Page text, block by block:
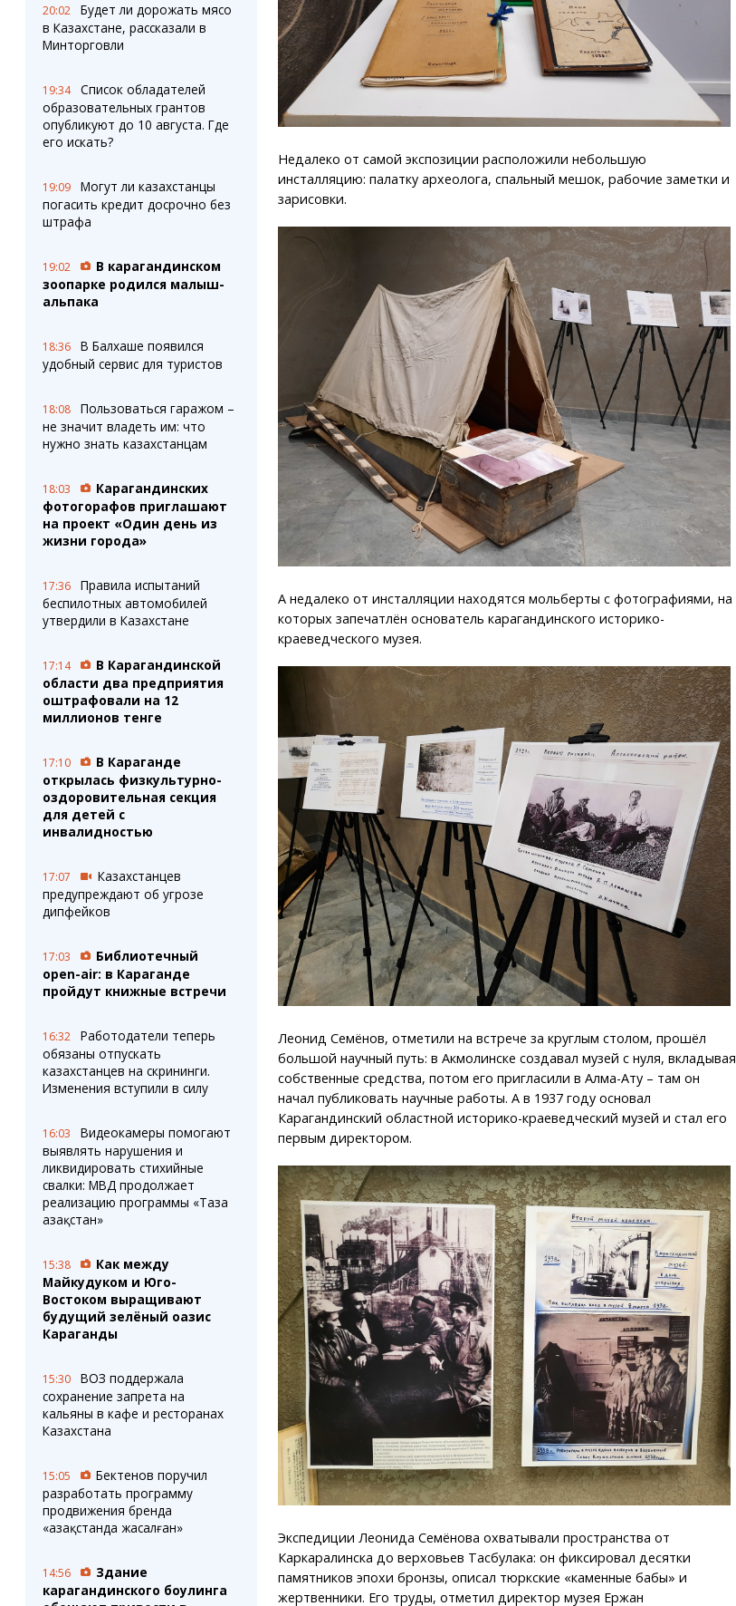
20:02
Будет ли дорожать мясо
в Казахстане, рассказали в
Минторговли
19:34
Список обладателей
образовательных грантов
опубликуют до 10 августа. Где
его искать?
19:09
Могут ли казахстанцы
погасить кредит досрочно без
штрафа
19:02
В карагандинском
зоопарке родился малыш-
альпака
18:36
В Балхаше появился
удобный сервис для туристов
18:08
Пользоваться гаражом –
не значит владеть им: что
нужно знать казахстанцам
18:03
Карагандинских
фотогорафов приглашают
на проект «Один день из
жизни города»
17:36
Правила испытаний
беспилотных автомобилей
утвердили в Казахстане
17:14
В Карагандинской
области два предприятия
оштрафовали на 12
миллионов тенге
17:10
В Караганде
открылась физкультурно-
оздоровительная секция
для детей с
инвалидностью
17:07
Казахстанцев
предупреждают об угрозе
дипфейков
17:03
Библиотечный
open-air: в Караганде
пройдут книжные встречи
16:32
Работодатели теперь
обязаны отпускать
казахстанцев на скрининги.
Изменения вступили в силу
16:03
Видеокамеры помогают
выявлять нарушения и
ликвидировать стихийные
свалки: МВД продолжает
реализацию программы «Таза
Қазақстан»
15:38
Как между
Майкудуком и Юго-
Востоком выращивают
будущий зелёный оазис
Караганды
15:30
ВОЗ поддержала
сохранение запрета на
кальяны в кафе и ресторанах
Казахстана
15:05
Бектенов поручил
разработать программу
продвижения бренда
«Қазақстанда жасалған»
14:56
Здание
карагандинского боулинга
Недалеко от самой экспозиции расположили небольшую
инсталляцию: палатку археолога, спальный мешок, рабочие заметки и
зарисовки.
А недалеко от инсталляции находятся мольберты с фотографиями, на
которых запечатлён основатель карагандинского историко-
краеведческого музея.
Леонид Семёнов, отметили на встрече за круглым столом, прошёл
большой научный путь: в Акмолинске создавал музей с нуля, вкладывая
собственные средства, потом его пригласили в Алма-Ату – там он
начал публиковать научные работы. А в 1937 году основал
Карагандинский областной историко-краеведческий музей и стал его
первым директором.
Экспедиции Леонида Семёнова охватывали пространства от
Каркаралинска до верховьев Тасбулака: он фиксировал десятки
памятников эпохи бронзы, описал тюркские «каменные бабы» и
жертвенники. Его труды, отметил директор музея Ержан